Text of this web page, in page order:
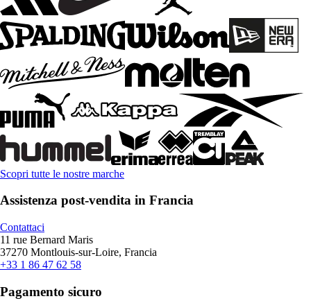
Scopri tutte le nostre marche
Assistenza post-vendita in Francia
Contattaci
11 rue Bernard Maris
37270 Montlouis-sur-Loire, Francia
+33 1 86 47 62 58
Pagamento sicuro